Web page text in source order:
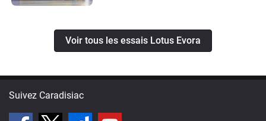
Voir tous les essais Lotus Evora
Suivez Caradisiac